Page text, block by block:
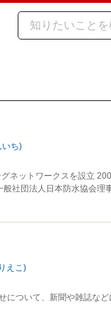
ち)
ネットワークスを設立
社団法人日本防水協会
えこ )
について、新聞や雑誌など